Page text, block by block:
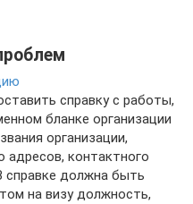
справку с работы,
бланке организации
организации,
адресов, контактного
должна быть
на визу должность,